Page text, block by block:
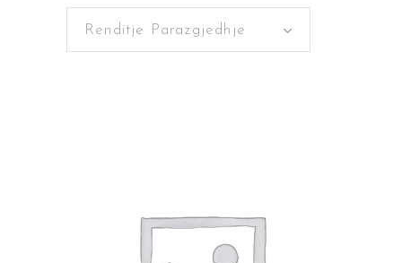
Renditje Parazgjedhje